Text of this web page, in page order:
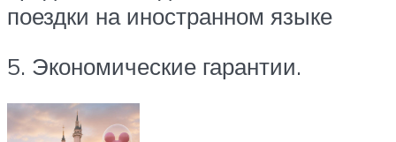
поездки на иностранном языке
5. Экономические гарантии.